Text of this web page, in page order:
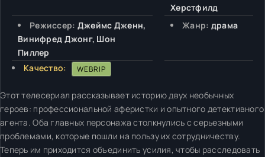
Херстфилд
Режиссер: Джеймс Дженн,
Винифред Джонг, Шон
Пиллер
Жанр: драма
Качество: WEBRIP
Этот телесериал рассказывает историю двух необычных
героев: профессиональной аферистки и опытного детективного
агента. Оба главных персонажа столкнулись с серьезными
проблемами, которые пошли на пользу их сотрудничеству.
Теперь им приходится объединить усилия, чтобы расследовать